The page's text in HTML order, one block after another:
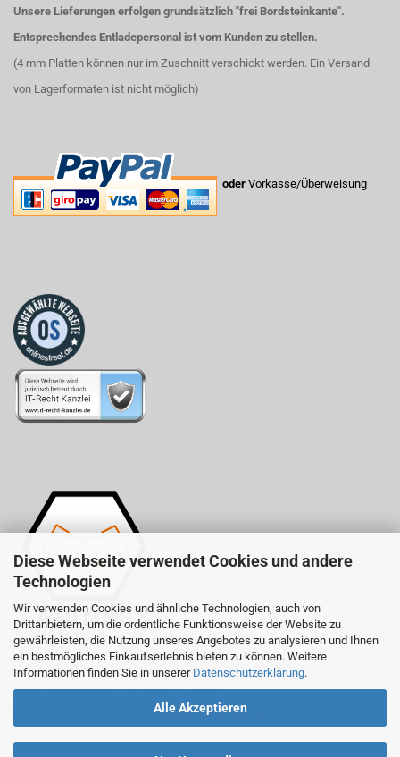
Diese Webseite verwendet Cookies und andere
Technologien
Wir verwenden Cookies und ähnliche Technologien, auch von
Drittanbietern, um die ordentliche Funktionsweise der Website zu
gewährleisten, die Nutzung unseres Angebotes zu analysieren und Ihnen
ein bestmögliches Einkaufserlebnis bieten zu können. Weitere
Informationen finden Sie in unserer Datenschutzerklärung.
Alle Akzeptieren
Unsere Lieferungen erfolgen grundsätzlich "frei Bordsteinkante".
Entsprechendes Entladepersonal ist vom Kunden zu stellen.
(4 mm Platten können nur im Zuschnitt verschickt werden. Ein Versand
von Lagerformaten ist nicht möglich)
oder Vorkasse/Überweisung
Mitglied der Initiative "Fairness im Handel".
fairness-im-handel.de